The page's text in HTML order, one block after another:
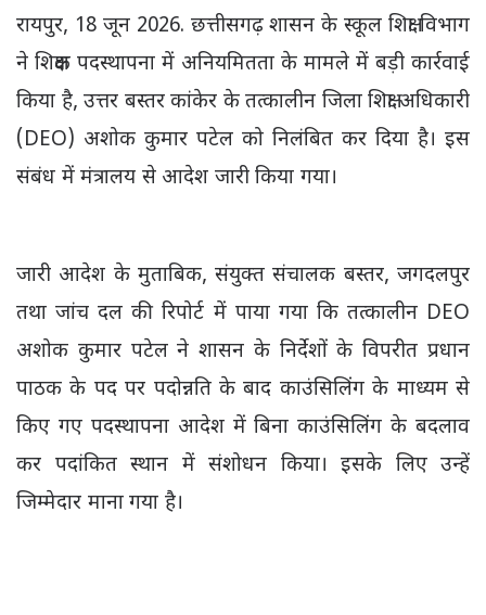
रायपुर, 18 जून 2026. छत्तीसगढ़ शासन के स्कूल शिक्षा विभाग
ने शिक्षक पदस्थापना में अनियमितता के मामले में बड़ी कार्रवाई
किया है, उत्तर बस्तर कांकेर के तत्कालीन जिला शिक्षा अधिकारी
(DEO) अशोक कुमार पटेल को निलंबित कर दिया है। इस
संबंध में मंत्रालय से आदेश जारी किया गया।
जारी आदेश के मुताबिक, संयुक्त संचालक बस्तर, जगदलपुर
तथा जांच दल की रिपोर्ट में पाया गया कि तत्कालीन DEO
अशोक कुमार पटेल ने शासन के निर्देशों के विपरीत प्रधान
पाठक के पद पर पदोन्नति के बाद काउंसिलिंग के माध्यम से
किए गए पदस्थापना आदेश में बिना काउंसिलिंग के बदलाव
कर पदांकित स्थान में संशोधन किया। इसके लिए उन्हें
जिम्मेदार माना गया है।